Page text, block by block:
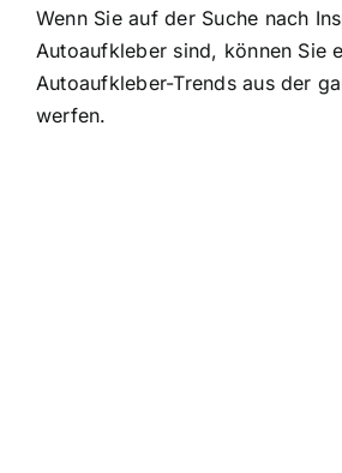
Wenn Sie auf der Suche nach
Autoaufkleber sind, können Sie
Autoaufkleber-Trends aus der
werfen.